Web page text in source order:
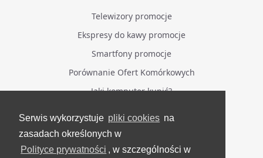
Serwis wykorzystuje pliki cookies na
zasadach określonych w
Polityce prywatności , w szczególności w
Telewizory promocje
Ekspresy do kawy promocje
Smartfony promocje
Porównanie Ofert Komórkowych
Jaki komputer kupić?
BĄDŹ NA BIEŻĄCO
Facebook